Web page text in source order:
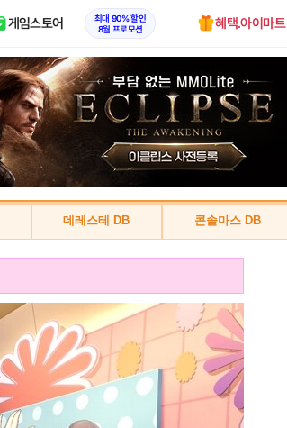
게임스토어
최대 90% 할인
8월 프로모션
혜택.아이마트
데레스테 DB 콘솔마스 DB